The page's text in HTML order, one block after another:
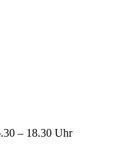
– 18.30 Uhr